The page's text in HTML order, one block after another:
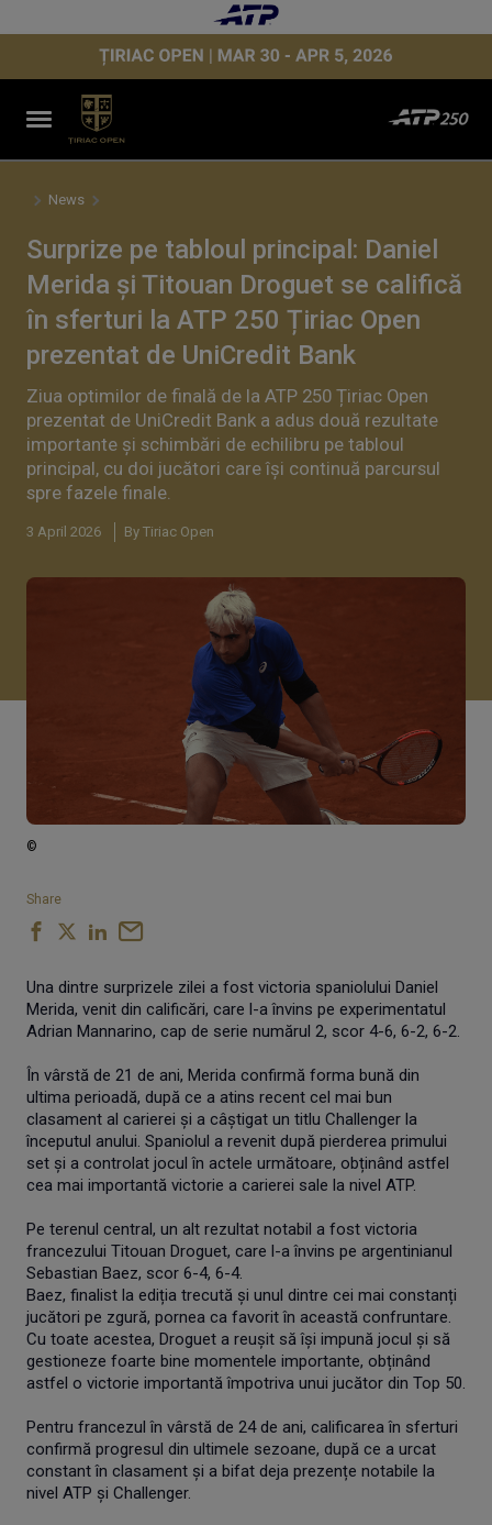
News
Surprize pe tabloul principal: Daniel
Merida și Titouan Droguet se califică
în sferturi la ATP 250 Țiriac Open
prezentat de UniCredit Bank
Ziua optimilor de finală de la ATP 250 Țiriac Open
prezentat de UniCredit Bank a adus două rezultate
importante și schimbări de echilibru pe tabloul
principal, cu doi jucători care își continuă parcursul
spre fazele finale.
3 April 2026 By Tiriac Open
©
Share
Una dintre surprizele zilei a fost victoria spaniolului Daniel
Merida, venit din calificări, care l-a învins pe experimentatul
Adrian Mannarino, cap de serie numărul 2, scor 4-6, 6-2, 6-2.
În vârstă de 21 de ani, Merida confirmă forma bună din
ultima perioadă, după ce a atins recent cel mai bun
clasament al carierei și a câștigat un titlu Challenger la
începutul anului. Spaniolul a revenit după pierderea primului
set și a controlat jocul în actele următoare, obținând astfel
cea mai importantă victorie a carierei sale la nivel ATP.
Pe terenul central, un alt rezultat notabil a fost victoria
francezului Titouan Droguet, care l-a învins pe argentinianul
Sebastian Baez, scor 6-4, 6-4.
Baez, finalist la ediția trecută și unul dintre cei mai constanți
jucători pe zgură, pornea ca favorit în această confruntare.
Cu toate acestea, Droguet a reușit să își impună jocul și să
gestioneze foarte bine momentele importante, obținând
astfel o victorie importantă împotriva unui jucător din Top 50.
Pentru francezul în vârstă de 24 de ani, calificarea în sferturi
confirmă progresul din ultimele sezoane, după ce a urcat
constant în clasament și a bifat deja prezențe notabile la
nivel ATP și Challenger.